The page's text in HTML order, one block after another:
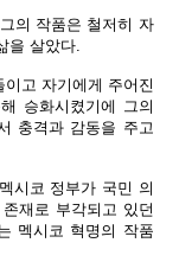
의 작품은 철저히 자
을 살았다.
고 자기에게 주어진
승화시켰기에 그의
충격과 감동을 주고
시코 정부가 국민 의
재로 부각되고 있던
멕시코 혁명의 작품